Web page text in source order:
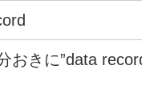
おきに”data